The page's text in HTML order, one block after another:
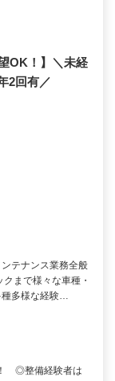
OK！】＼未経
2回有／
テナンス業務全般
まで様々な車種・
種多様な経験…
◎整備経験者は